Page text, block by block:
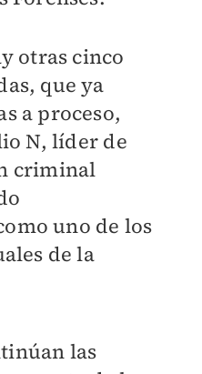
otras cinco
que ya
a proceso,
N, líder de
criminal
uno de los
de la
las